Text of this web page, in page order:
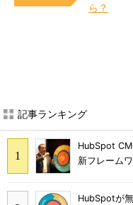
ら？
記事ランキング
HubSpot
新フレーム
HubSpotが